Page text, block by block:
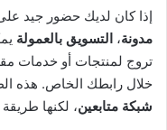
إذا كان لديك حضور جيد
مدونة، التسويق بالعمولة
تروج لمنتجات أو خدمات
خلال رابطك الخاص. هذه
شبكة متابعين، لكنها